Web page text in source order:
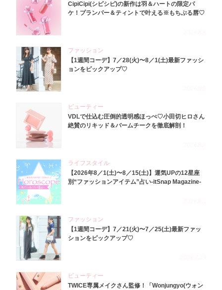
CipiCipi(シピシピ)の新作は羽＆ハートの限定パ
ケ！プランパー＆ティントで叶える※もちぷる唇♡
ファッション
【1週間コーデ】7／28(火)〜8／1(土)最新ファッシ
ョンをピックアップ♡
ビューティー
VDLで仕込む圧倒的透明感ほっぺ♡小田切ヒロさん
絶賛のリキッド＆バームチークを徹底解剖！
ライフスタイル
【2026年8／1(土)〜8／15(土)】運気UPの12星座
別“ファッションアイテム”占い-itSnap Magazine-
ファッション
【1週間コーデ】7／21(火)〜7／25(土)最新ファッ
ションをピックアップ♡
ビューティー
TWICE専属メイクさん監修！「Wonjungyo(ウォン